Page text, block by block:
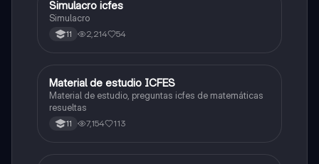
ICFES: Lectura Crítica
Simulacro icfes
Simulacro
11 2,214 54
ICFES: Matemáticas
Material de estudio ICFES
Material de estudio, preguntas icfes de matemáticas
resueltas
11 7,154 113